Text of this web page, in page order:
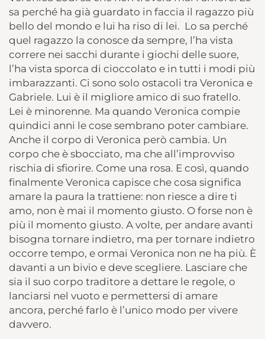
sa perché ha già guardato in faccia il ragazzo più
bello del mondo e lui ha riso di lei. Lo sa perché
quel ragazzo la conosce da sempre, l’ha vista
correre nei sacchi durante i giochi delle suore,
l’ha vista sporca di cioccolato e in tutti i modi più
imbarazzanti. Ci sono solo ostacoli tra Veronica e
Gabriele. Lui è il migliore amico di suo fratello.
Lei è minorenne. Ma quando Veronica compie
quindici anni le cose sembrano poter cambiare.
Anche il corpo di Veronica però cambia. Un
corpo che è sbocciato, ma che all’improvviso
rischia di sfiorire. Come una rosa. E così, quando
finalmente Veronica capisce che cosa significa
amare la paura la trattiene: non riesce a dire ti
amo, non è mai il momento giusto. O forse non è
più il momento giusto. A volte, per andare avanti
bisogna tornare indietro, ma per tornare indietro
occorre tempo, e ormai Veronica non ne ha più. È
davanti a un bivio e deve scegliere. Lasciare che
sia il suo corpo traditore a dettare le regole, o
lanciarsi nel vuoto e permettersi di amare
ancora, perché farlo è l’unico modo per vivere
davvero.